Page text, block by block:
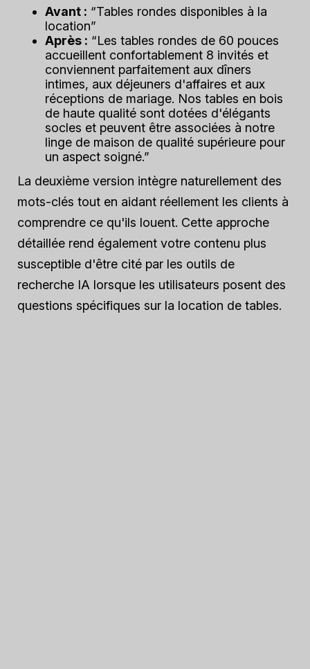
Avant : “Tables rondes disponibles à la
location”
Après : “Les tables rondes de 60 pouces
accueillent confortablement 8 invités et
conviennent parfaitement aux dîners
intimes, aux déjeuners d'affaires et aux
réceptions de mariage. Nos tables en bois
de haute qualité sont dotées d'élégants
socles et peuvent être associées à notre
linge de maison de qualité supérieure pour
un aspect soigné.”
La deuxième version intègre naturellement des
mots-clés tout en aidant réellement les clients à
comprendre ce qu'ils louent. Cette approche
détaillée rend également votre contenu plus
susceptible d'être cité par les outils de
recherche IA lorsque les utilisateurs posent des
questions spécifiques sur la location de tables.